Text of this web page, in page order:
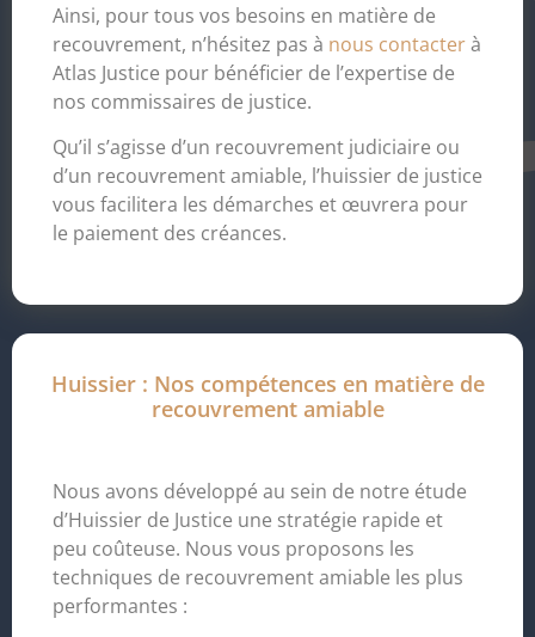
Ainsi, pour tous vos besoins en matière de
recouvrement, n’hésitez pas à nous contacterà
Atlas Justice pour bénéficier de l’expertise de
nos commissaires de justice.
Qu’il s’agisse d’un recouvrement judiciaire ou
d’un recouvrement amiable, l’huissier de justice
vous facilitera les démarches et œuvrera pour
le paiement des créances.
Huissier : Nos compétences en matière de
recouvrement amiable
Nous avons développé au sein de notre étude
d’Huissier de Justice une stratégie rapide et
peu coûteuse. Nous vous proposons les
techniques de recouvrement amiable les plus
performantes :